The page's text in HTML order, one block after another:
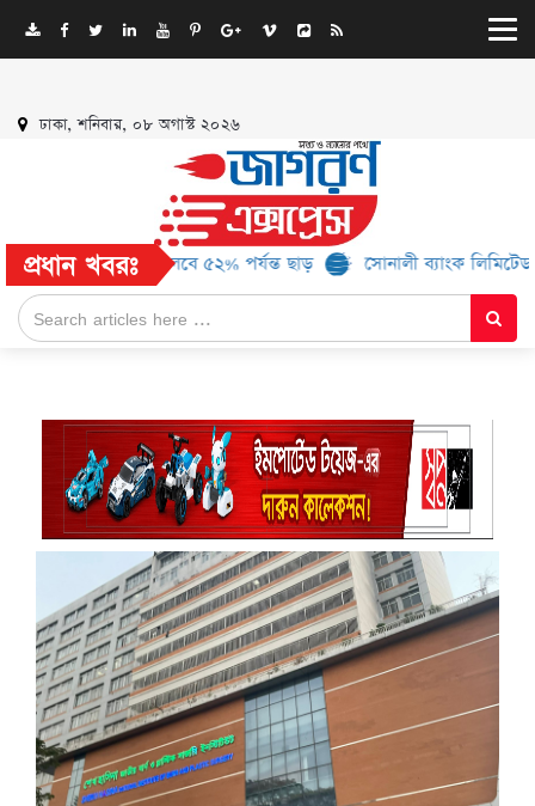
ঢাকা, শনিবার, ০৮ অগাস্ট ২০২৬
প্রধান খবরঃ
ব্র্যান্ড, মিলবে ৫২% পর্যন্ত ছাড় সোনালী ব্যাংক লিমিটেড-এর